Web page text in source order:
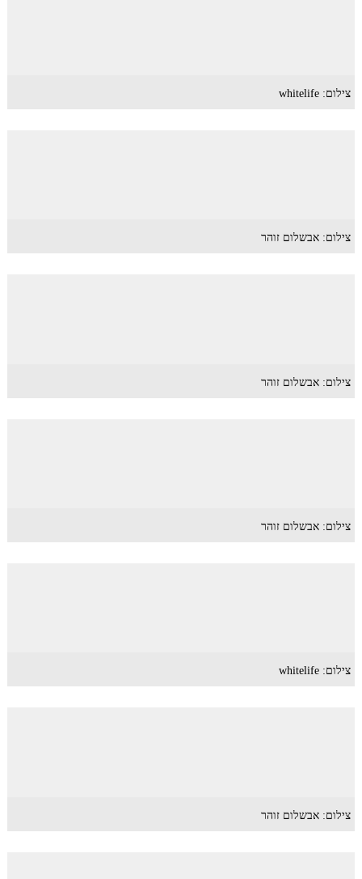
צילום: whitelife
צילום: אבשלום זוהר
צילום: אבשלום זוהר
צילום: אבשלום זוהר
צילום: whitelife
צילום: אבשלום זוהר